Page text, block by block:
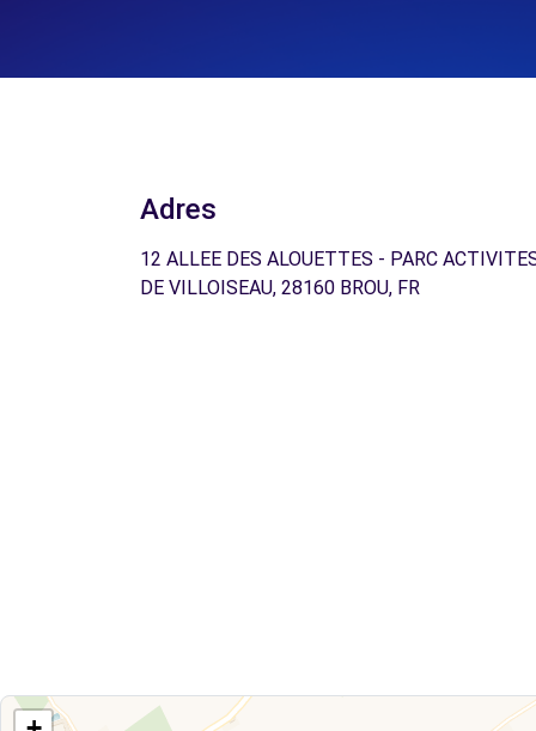
Adres
12 ALLEE DES ALOUETTES - PARC
DE VILLOISEAU, 28160 BROU, FR